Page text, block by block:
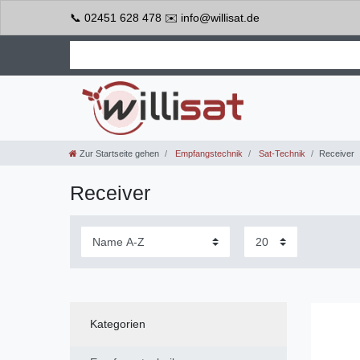
📞 02451 628 478 ✉️ info@willisat.de
Zur Startseite gehen Empfangstechnik Sat-Technik Receiver
Receiver
Kategorien